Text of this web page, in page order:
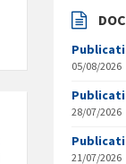
05/08/2026
28/07/2026
21/07/2026